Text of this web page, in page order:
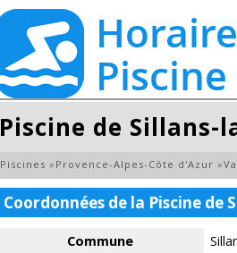
Piscine de Sillans-
Piscines » Provence-Alpes-Côte d'Azur »
Coordonnées de la Piscine de
Commune